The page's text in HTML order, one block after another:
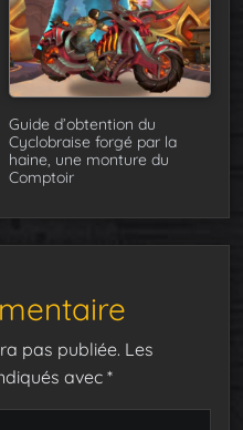
Guide d’obtention du
Cyclobraise forgé par la
haine, une monture du
Comptoir
pas publiée. Les
avec *